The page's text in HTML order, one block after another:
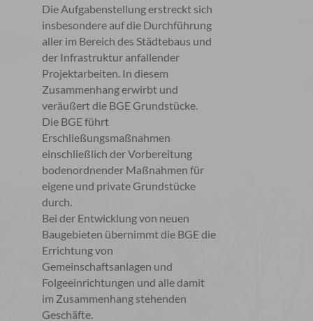
Die Aufgabenstellung erstreckt sich
insbesondere auf die Durchführung
aller im Bereich des Städtebaus und
der Infrastruktur anfallender
Projektarbeiten. In diesem
Zusammenhang erwirbt und
veräußert die BGE Grundstücke.
Die BGE führt
Erschließungsmaßnahmen
einschließlich der Vorbereitung
bodenordnender Maßnahmen für
eigene und private Grundstücke
durch.
Bei der Entwicklung von neuen
Baugebieten übernimmt die BGE die
Errichtung von
Gemeinschaftsanlagen und
Folgeeinrichtungen und alle damit
im Zusammenhang stehenden
Geschäfte.